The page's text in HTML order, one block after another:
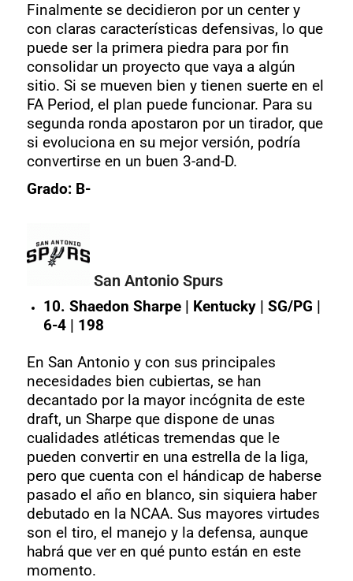
Finalmente se decidieron por un center y
con claras características defensivas, lo que
puede ser la primera piedra para por fin
consolidar un proyecto que vaya a algún
sitio. Si se mueven bien y tienen suerte en el
FA Period, el plan puede funcionar. Para su
segunda ronda apostaron por un tirador, que
si evoluciona en su mejor versión, podría
convertirse en un buen 3-and-D.
Grado: B-
San Antonio Spurs
10. Shaedon Sharpe | Kentucky | SG/PG |
6-4 | 198
En San Antonio y con sus principales
necesidades bien cubiertas, se han
decantado por la mayor incógnita de este
draft, un Sharpe que dispone de unas
cualidades atléticas tremendas que le
pueden convertir en una estrella de la liga,
pero que cuenta con el hándicap de haberse
pasado el año en blanco, sin siquiera haber
debutado en la NCAA. Sus mayores virtudes
son el tiro, el manejo y la defensa, aunque
habrá que ver en qué punto están en este
momento.